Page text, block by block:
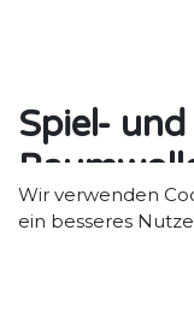
Spiel-
Weiche,
ideal für Spiel-,
exkl.
Wir verwenden
ein besseres